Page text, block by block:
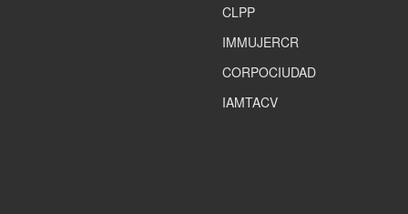
CLPP
IMMUJERCR
CORPOCIUDAD
IAMTACV